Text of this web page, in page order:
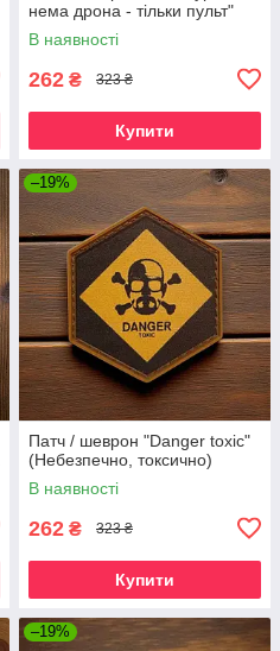
нема дрона - тільки пульт"
В наявності
262 ₴ 323 ₴
Купити
–19%
Патч / шеврон "Danger toxic"
(Небезпечно, токсично)
В наявності
262 ₴ 323 ₴
Купити
–19%